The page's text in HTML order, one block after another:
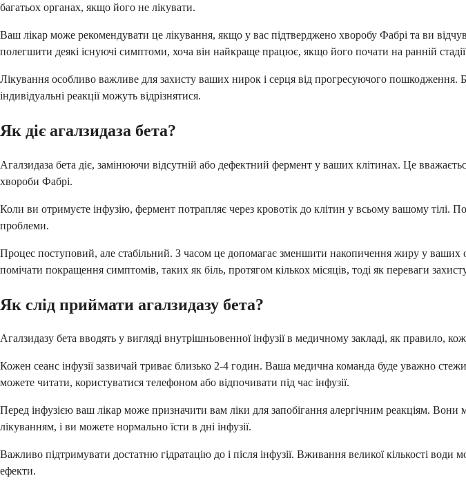
багатьох органах, якщо його не лікувати.
Ваш лікар може рекомендувати це лікування, якщо у вас підтверджено хворобу Фабрі та ви
полегшити деякі існуючі симптоми, хоча він найкраще працює, якщо його почати на ранній
Лікування особливо важливе для захисту ваших нирок і серця від прогресуючого пошкодження.
індивідуальні реакції можуть відрізнятися.
Як діє агалзидаза бета?
Агалзидаза бета діє, замінюючи відсутній або дефектний фермент у ваших клітинах. Це
хвороби Фабрі.
Коли ви отримуєте інфузію, фермент потрапляє через кровотік до клітин у всьому вашому
проблеми.
Процес поступовий, але стабільний. З часом це допомагає зменшити накопичення жиру у
помічати покращення симптомів, таких як біль, протягом кількох місяців, тоді як переваги
Як слід приймати агалзидазу бета?
Агалзидазу бета вводять у вигляді внутрішньовенної інфузії в медичному закладі, як
Кожен сеанс інфузії зазвичай триває близько 2-4 годин. Ваша медична команда буде уважно
можете читати, користуватися телефоном або відпочивати під час інфузії.
Перед інфузією ваш лікар може призначити вам ліки для запобігання алергічним реакціям.
лікуванням, і ви можете нормально їсти в дні інфузії.
Важливо підтримувати достатню гідратацію до і після інфузії. Вживання великої кількості
ефекти.